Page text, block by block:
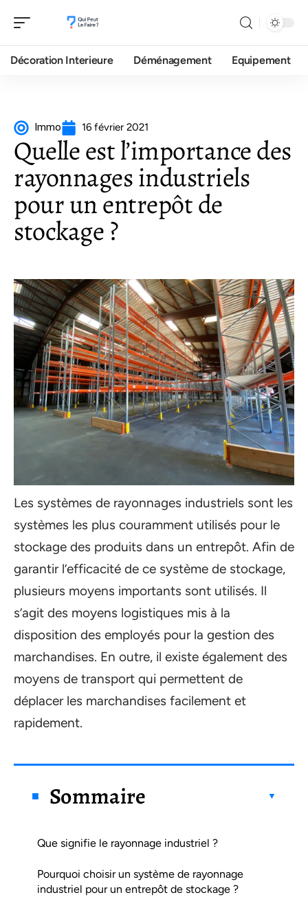
Décoration Interieure Déménagement Equipement
Immo 16 février 2021
Quelle est l’importance des
rayonnages industriels
pour un entrepôt de
stockage ?
Les systèmes de rayonnages industriels sont les
systèmes les plus couramment utilisés pour le
stockage des produits dans un entrepôt. Afin de
garantir l’efficacité de ce système de stockage,
plusieurs moyens importants sont utilisés. Il
s’agit des moyens logistiques mis à la
disposition des employés pour la gestion des
marchandises. En outre, il existe également des
moyens de transport qui permettent de
déplacer les marchandises facilement et
rapidement.
Sommaire
Que signifie le rayonnage industriel ?
Pourquoi choisir un système de rayonnage
industriel pour un entrepôt de stockage ?